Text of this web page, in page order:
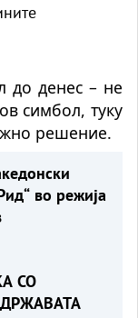
до денес – не
симбол, туку
решение.
во режија
СО